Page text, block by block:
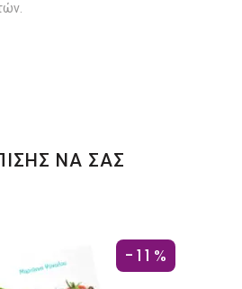
ΝΑ ΣΑΣ
-11%